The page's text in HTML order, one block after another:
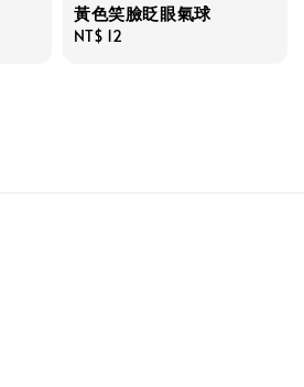
黃色笑臉眨眼氣球
Regular
NT$ 12